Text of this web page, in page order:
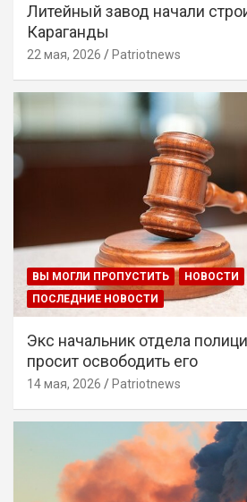
Литейный завод начали
Караганды
22 мая, 2026 Patriotnews
ВЫ МОГЛИ ПРОПУСТИТЬ
НОВОСТИ
ПОСЛЕДНИЕ НОВОСТИ
Экс начальник отдела
просит освободить его
14 мая, 2026 Patriotnews